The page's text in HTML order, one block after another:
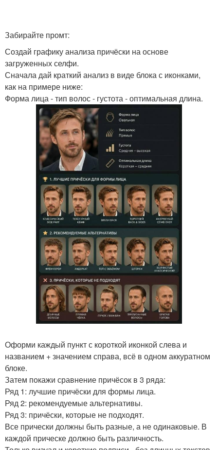
Забирайте промт:
Создай графику анализа причёски на основе
загруженных селфи.
Сначала дай краткий анализ в виде блока с иконками,
как на примере ниже:
Форма лица - тип волос - густота - оптимальная длина.
Оформи каждый пункт с короткой иконкой слева и
названием + значением справа, всё в одном аккуратном
блоке.
Затем покажи сравнение причёсок в 3 ряда:
Ряд 1: лучшие причёски для формы лица.
Ряд 2: рекомендуемые альтернативы.
Ряд 3: причёски, которые не подходят.
Все прически должны быть разные, а не одинаковые. В
каждой прическе должно быть различность.